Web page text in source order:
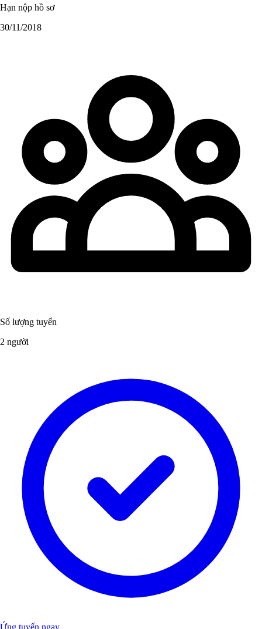
Hạn nộp hồ sơ
30/11/2018
Số lượng tuyển
2 người
Ứng tuyển ngay